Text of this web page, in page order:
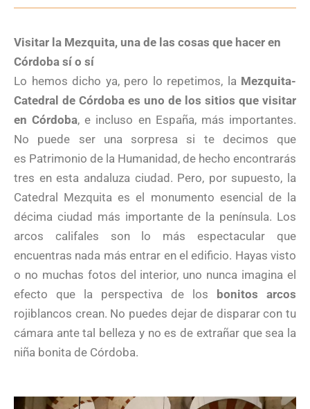
Visitar la Mezquita, una de las cosas que hacer en
Córdoba sí o sí
Lo hemos dicho ya, pero lo repetimos, la Mezquita-
Catedral de Córdoba es uno de los sitios que visitar
en Córdoba, e incluso en España, más importantes.
No puede ser una sorpresa si te decimos que
es Patrimonio de la Humanidad, de hecho encontrarás
tres en esta andaluza ciudad. Pero, por supuesto, la
Catedral Mezquita es el monumento esencial de la
décima ciudad más importante de la península. Los
arcos califales son lo más espectacular que
encuentras nada más entrar en el edificio. Hayas visto
o no muchas fotos del interior, uno nunca imagina el
efecto que la perspectiva de los
bonitos arcos
rojiblancos crean. No puedes dejar de disparar con tu
cámara ante tal belleza y no es de extrañar que sea la
niña bonita de Córdoba.